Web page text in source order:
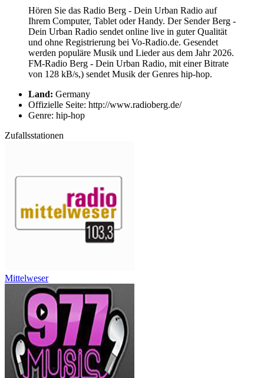
Hören Sie das Radio Berg - Dein Urban Radio auf
Ihrem Computer, Tablet oder Handy. Der Sender Berg -
Dein Urban Radio sendet online live in guter Qualität
und ohne Registrierung bei Vo-Radio.de. Gesendet
werden populäre Musik und Lieder aus dem Jahr 2026.
FM-Radio Berg - Dein Urban Radio, mit einer Bitrate
von 128 kB/s,) sendet Musik der Genres hip-hop.
Land: Germany
Offizielle Seite: http://www.radioberg.de/
Genre: hip-hop
Zufallsstationen
Mittelweser